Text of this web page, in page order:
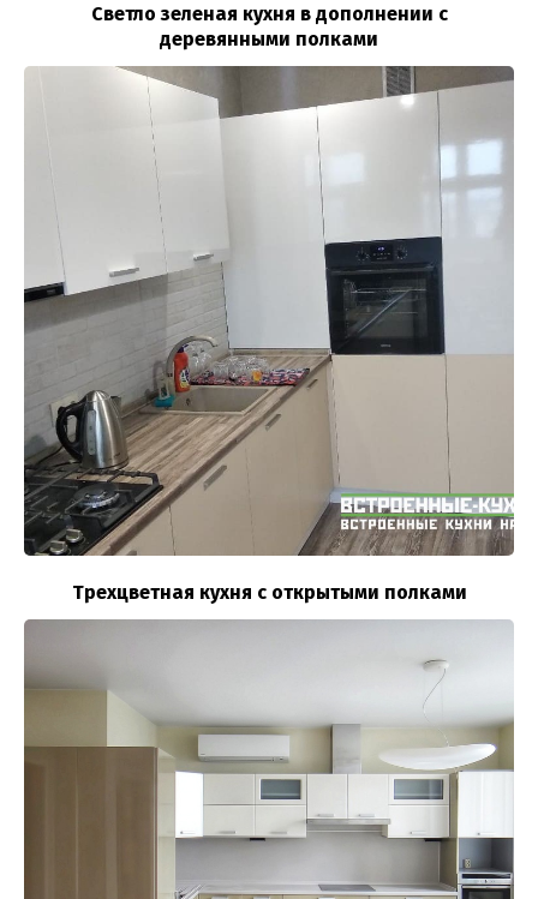
Светло зеленая кухня в дополнении с
деревянными полками
Трехцветная кухня с открытыми полками